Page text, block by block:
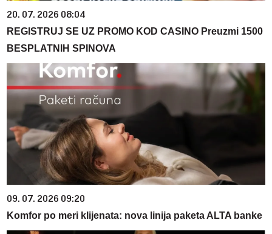
20. 07. 2026 08:04
REGISTRUJ SE UZ PROMO KOD CASINO Preuzmi 1500
BESPLATNIH SPINOVA
09. 07. 2026 09:20
Komfor po meri klijenata: nova linija paketa ALTA banke